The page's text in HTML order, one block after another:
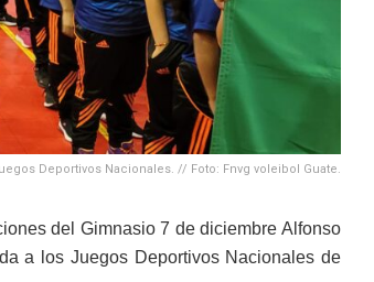
Deportivos Nacionales. // Foto: Fnvg voleibol Guate.
del Gimnasio 7 de diciembre Alfonso
a los Juegos Deportivos Nacionales de